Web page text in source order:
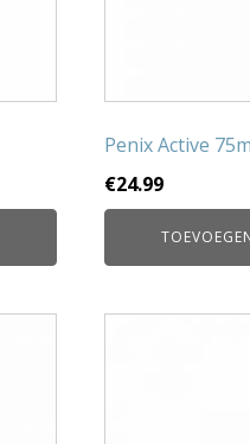
Penix Active
€24.99